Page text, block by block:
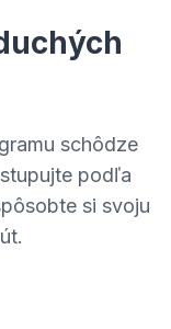
schôdze
podľa
si svoju